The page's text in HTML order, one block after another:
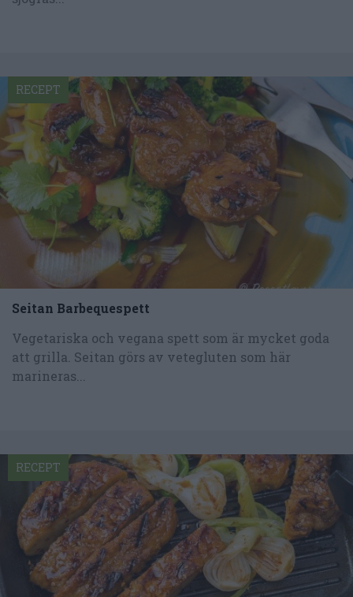
Seitan Barbequespett
Vegetariska och vegana spett som är mycket goda
att grilla. Seitan görs av vetegluten som här
marineras...
RECEPT
RECEPT